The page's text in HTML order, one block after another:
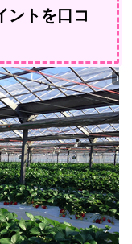
ントを口コ